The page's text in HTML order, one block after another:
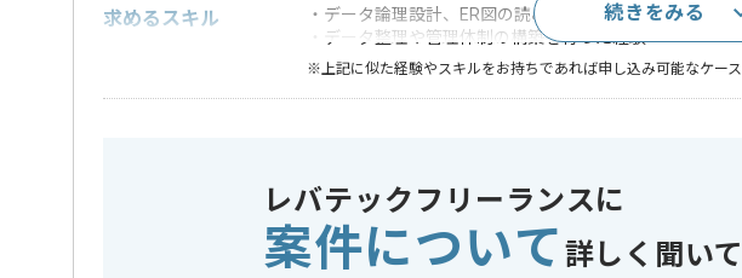
求めるスキル
・データ論理設計、ER図の読み取り経験
・データ整理や管理体制の構築を行った経験
※上記に似た経験やスキルをお持ちであれば申し込み可能なケー
20代活躍中 , 30代活躍中 , 短期プロ
能 , 自社サービスあり
精算条件
有
続きをみる
レバテックフリーランスに
案件について 詳しく聞い